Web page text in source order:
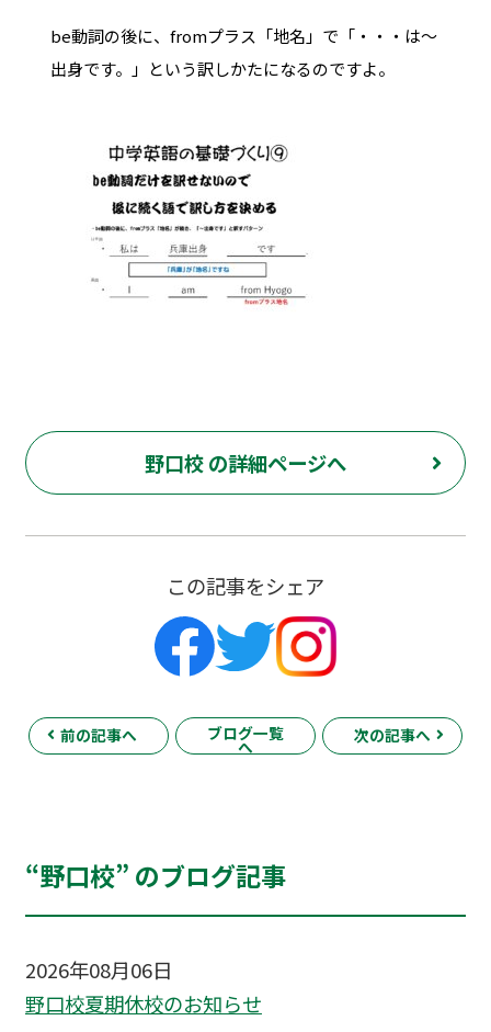
be動詞の後に、fromプラス「地名」で「・・・は～
出身です。」という訳しかたになるのですよ。
野口校 の詳細ページへ
この記事をシェア
前の記事へ ブログ一覧
へ
次の記事へ
“野口校” のブログ記事
2026年08月06日
野口校夏期休校のお知らせ